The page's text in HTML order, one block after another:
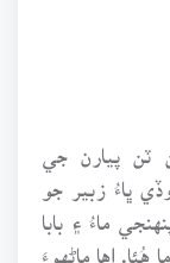
پيارن جي
ڀاءُ زبير جو
ماءُ ۽ بابا
اِها ماڻهوءَ